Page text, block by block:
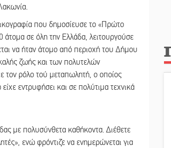
που δημοσίευσε το «Πρώτο
άτομα σε όλη την Ελλάδα, λειτουργούσε
να ήταν άτομο από περιοχή του Δήμου
ζωής και των πολυτελών
τον ρόλο τού μεταπωλητή, ο οποίος
εντρυφήσει και σε πολύτιμα τεχνικά
με πολυσύνθετα καθήκοντα. Διέθετε
ενώ φρόντιζε να ενημερώνεται για